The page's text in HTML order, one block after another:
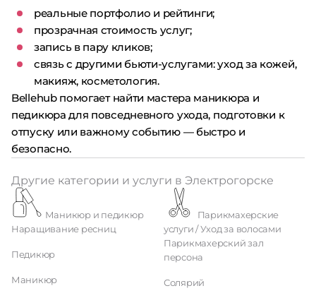
реальные портфолио и рейтинги;
прозрачная стоимость услуг;
запись в пару кликов;
связь с другими бьюти-услугами: уход за кожей,
макияж, косметология.
Bellehub помогает найти мастера маникюра и
педикюра для повседневного ухода, подготовки к
отпуску или важному событию — быстро и
безопасно.
Другие категории и услуги в Электрогорске
Маникюр и педикюр
Наращивание ресниц
Педикюр
Маникюр
услуги / Уход за волосами
Парикмахерский зал
персона
Солярий